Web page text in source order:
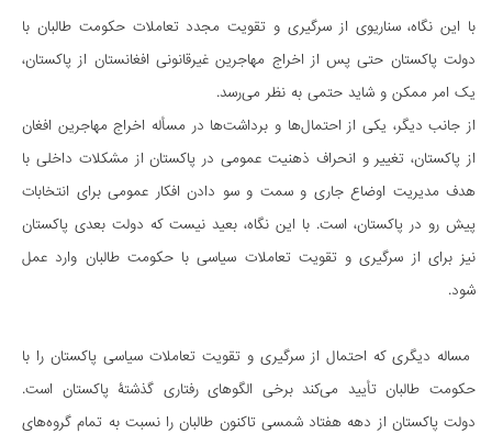
با این نگاه، سناریوی از سرگیری و تقویت مجدد تعاملات حکومت طالبان با
دولت پاکستان حتی پس از اخراج مهاجرین غیرقانونی افغانستان از پاکستان،
یک امر ممکن و شاید حتمی به نظر می‌رسد.
از جانب دیگر، یکی از احتمال‌ها و برداشت‌ها در مسأله اخراج مهاجرین افغان
از پاکستان، تغییر و انحراف ذهنیت عمومی در پاکستان از مشکلات داخلی با
هدف مدیریت اوضاع جاری و سمت و سو دادن افکار عمومی برای انتخابات
پیش رو در پاکستان، است. با این نگاه، بعید نیست که دولت بعدی پاکستان
نیز برای از سرگیری و تقویت تعاملات سیاسی با حکومت طالبان وارد عمل
شود.
مساله دیگری که احتمال از سرگیری و تقویت تعاملات سیاسی پاکستان را با
حکومت طالبان تأیید می‌کند برخی الگوهای رفتاری گذشتۀ پاکستان است.
دولت پاکستان از دهه هفتاد شمسی تاکنون طالبان را نسبت به تمام گروه‌های